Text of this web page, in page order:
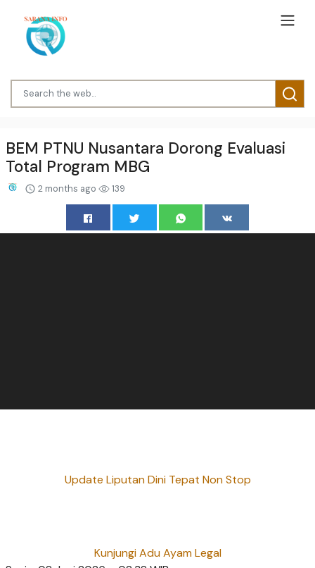
BEM PTNU Nusantara Dorong Evaluasi
Total Program MBG
2 months ago 139
Update Liputan Dini Tepat Non Stop
Kunjungi Adu Ayam Legal